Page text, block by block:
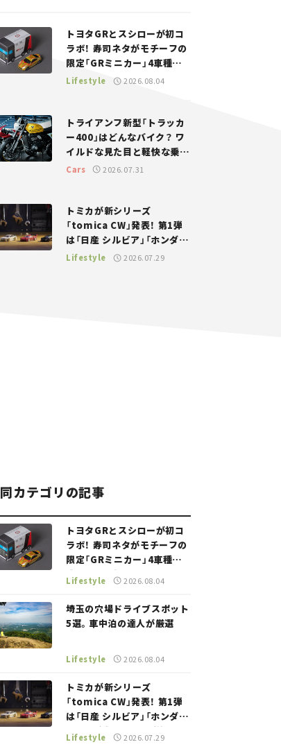
トヨタGRとスシローが初コ
ラボ！ 寿司ネタがモチーフの
限定「GRミニカー」4車種が
登場。入手方法は？【クルマ
Lifestyle 2026.08.04
トライアンフ新型「トラッカ
ー400」はどんなバイク？ ワ
イルドな見た目と軽快な乗り
味を両立した400ccフラット
Cars 2026.07.31
トミカが新シリーズ
「tomica CW」発表！ 第1弾
は「日産 シルビア」「ホンダ
NSX」が登場。世界が注目す
Lifestyle 2026.07.29
同カテゴリの記事
トヨタGRとスシローが初コ
ラボ！ 寿司ネタがモチーフの
限定「GRミニカー」4車種が
登場。入手方法は？【クルマ
とホビー】
Lifestyle 2026.08.04
埼玉の穴場ドライブスポット
5選。車中泊の達人が厳選
Lifestyle 2026.08.04
トミカが新シリーズ
「tomica CW」発表！ 第1弾
は「日産 シルビア」「ホンダ
NSX」が登場。世界が注目す
る“JDM"に焦点【クルマとホ
Lifestyle 2026.07.29